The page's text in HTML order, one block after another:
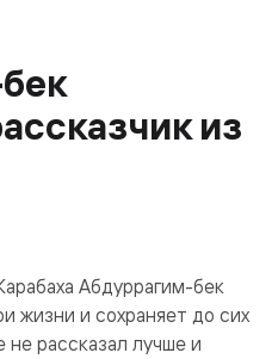
из
Абдуррагим-бек
жизни и сохраняет до сих
рассказал лучше и